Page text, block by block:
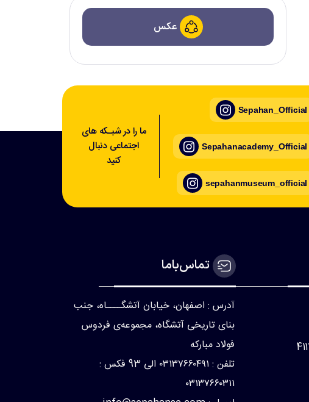
عکس
ما را در شبـکه های
اجتماعی دنبال
کنید
Sepahan_Official
Sepahanacademy_Official
sepahanmuseum_official
تماس‌با‌ما
آدرس : اصفهان، خیابان آتشگــــاه، جنب
بنای تاریخی آتشگاه، مجموعه‌ی فردوس
فولاد مبارکه
تلفن : ۰۳۱۳۷۶۶۰۴۹۱ الی 93 فکس :
۰۳۱۳۷۶۶۰۳۱۱